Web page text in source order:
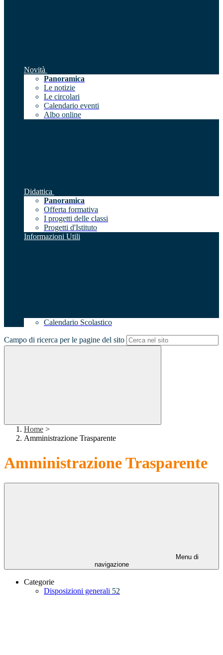
Novità
Panoramica
Le notizie
Le circolari
Calendario eventi
Albo online
Didattica
Panoramica
Offerta formativa
I progetti delle classi
Progetti d'Istituto
Informazioni Utili
Calendario Scolastico
Campo di ricerca per le pagine del sito
Home >
Amministrazione Trasparente
Amministrazione Trasparente
Menu di
navigazione
Categorie
Disposizioni generali 52